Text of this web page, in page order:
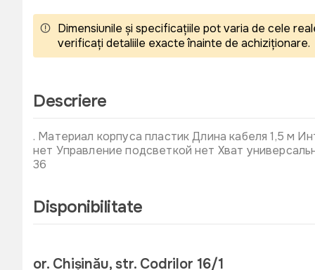
Dimensiunile și specificațiile pot varia de cele
verificați detaliile exacte înainte de achiziționare.
Descriere
. Материал корпуса пластик Длина кабеля 1,5 м
нет Управление подсветкой нет Хват
36
Disponibilitate
or. Chișinău, str. Codrilor 16/1